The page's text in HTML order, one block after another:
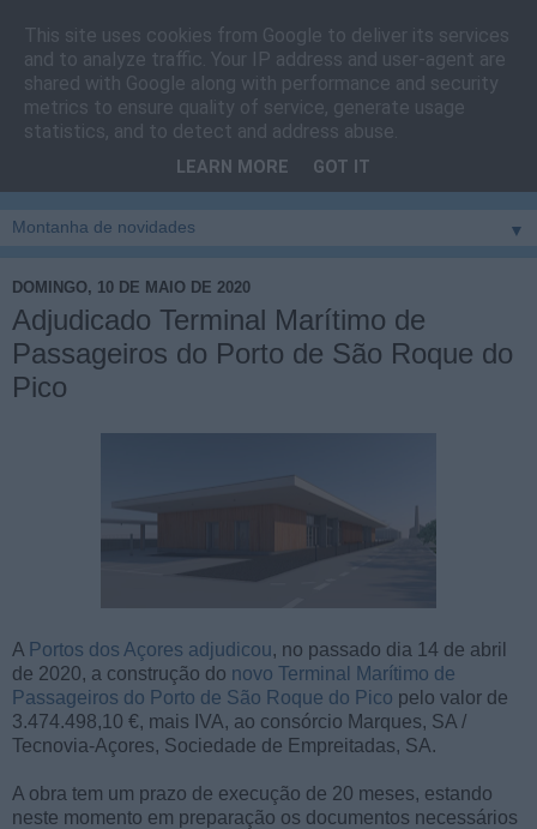
Cais do Pico
Blog sobre um pouco de tudo relacionado com a ilha
vila e ao concelho de São Roque do Pico
▼
DOMINGO, 10 DE MAIO DE 2020
Adjudicado Terminal Marítimo de
Passageiros do Porto de São Roque do
Pico
A Portos dos Açores adjudicou, no passado dia 14 de abril
de 2020, a construção do novo Terminal Marítimo de
Passageiros do Porto de São Roque do Pico pelo valor de
3.474.498,10 €, mais IVA, ao consórcio Marques, SA /
Tecnovia-Açores, Sociedade de Empreitadas, SA.
A obra tem um prazo de execução de 20 meses, estando
neste momento em preparação os documentos necessários
This site uses cookies from Google to deliver its services
and to analyze traffic. Your IP address and user-agent are
shared with Google along with performance and security
metrics to ensure quality of service, generate usage
statistics, and to detect and address abuse.
LEARN MORE GOT IT